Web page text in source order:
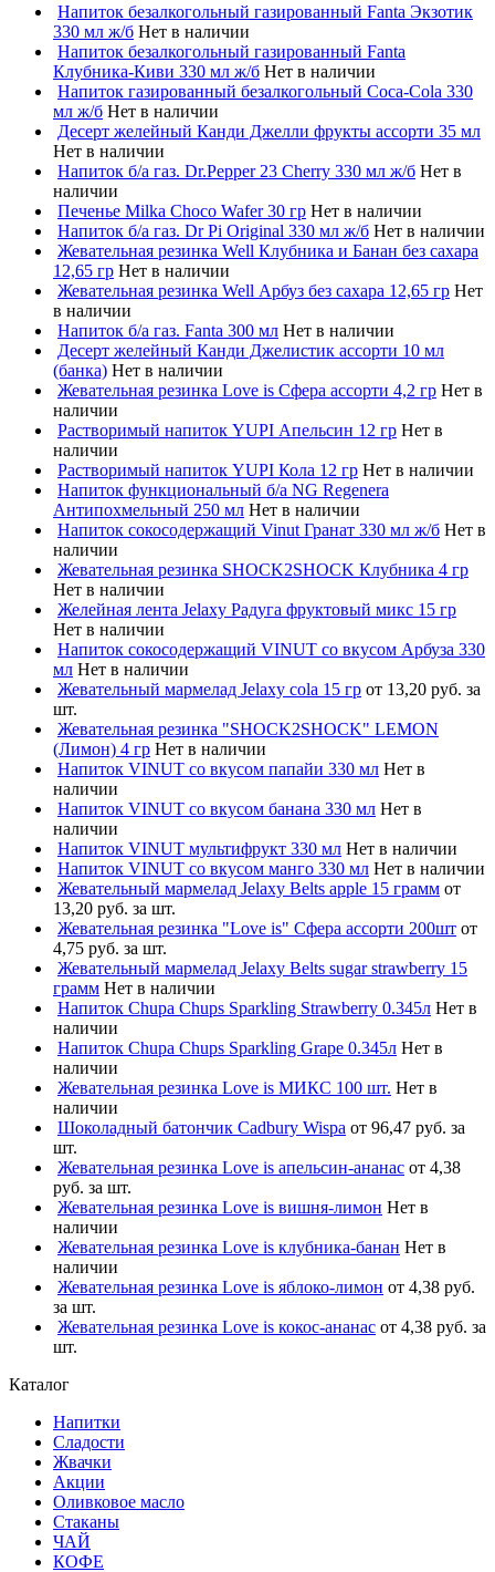
Напиток безалкогольный газированный Fanta Экзотик
330 мл ж/б Нет в наличии
Напиток безалкогольный газированный Fanta
Клубника-Киви 330 мл ж/б Нет в наличии
Напиток газированный безалкогольный Coca-Cola 330
мл ж/б Нет в наличии
Десерт желейный Канди Джелли фрукты ассорти 35 мл
Нет в наличии
Напиток б/а газ. Dr.Pepper 23 Cherry 330 мл ж/б Нет в
наличии
Печенье Milka Choco Wafer 30 гр Нет в наличии
Напиток б/а газ. Dr Pi Original 330 мл ж/б Нет в наличии
Жевательная резинка Well Клубника и Банан без сахара
12,65 гр Нет в наличии
Жевательная резинка Well Арбуз без сахара 12,65 гр Нет
в наличии
Напиток б/а газ. Fanta 300 мл Нет в наличии
Десерт желейный Канди Джелистик ассорти 10 мл
(банка) Нет в наличии
Жевательная резинка Love is Сфера ассорти 4,2 гр Нет в
наличии
Растворимый напиток YUPI Апельсин 12 гр Нет в
наличии
Растворимый напиток YUPI Кола 12 гр Нет в наличии
Напиток функциональный б/а NG Regenera
Антипохмельный 250 мл Нет в наличии
Напиток сокосодержащий Vinut Гранат 330 мл ж/б Нет в
наличии
Жевательная резинка SHOCK2SHOCK Клубника 4 гр
Нет в наличии
Желейная лента Jelaxy Радуга фруктовый микс 15 гр
Нет в наличии
Напиток сокосодержащий VINUT со вкусом Арбуза 330
мл Нет в наличии
Жевательный мармелад Jelaxy cola 15 гр от 13,20 руб. за
шт.
Жевательная резинка "SHOCK2SHOCK" LEMON
(Лимон) 4 гр Нет в наличии
Напиток VINUT со вкусом папайи 330 мл Нет в
наличии
Напиток VINUT со вкусом банана 330 мл Нет в
наличии
Напиток VINUT мультифрукт 330 мл Нет в наличии
Напиток VINUT со вкусом манго 330 мл Нет в наличии
Жевательный мармелад Jelaxy Belts apple 15 грамм от
13,20 руб. за шт.
Жевательная резинка "Love is" Сфера ассорти 200шт от
4,75 руб. за шт.
Жевательный мармелад Jelaxy Belts sugar strawberry 15
грамм Нет в наличии
Напиток Chupa Chups Sparkling Strawberry 0.345л Нет в
наличии
Напиток Chupa Chups Sparkling Grape 0.345л Нет в
наличии
Жевательная резинка Love is МИКС 100 шт. Нет в
наличии
Шоколадный батончик Cadbury Wispa от 96,47 руб. за
шт.
Жевательная резинка Love is апельсин-ананас от 4,38
руб. за шт.
Жевательная резинка Love is вишня-лимон Нет в
наличии
Жевательная резинка Love is клубника-банан Нет в
наличии
Жевательная резинка Love is яблоко-лимон от 4,38 руб.
за шт.
Жевательная резинка Love is кокос-ананас от 4,38 руб. за
шт.
Каталог
Напитки
Сладости
Жвачки
Акции
Оливковое масло
Стаканы
ЧАЙ
КОФЕ